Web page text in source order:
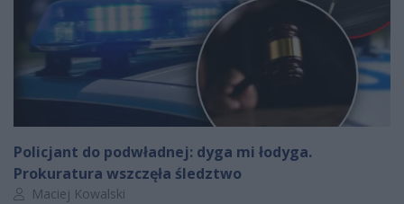
Policjant do podwładnej: dyga mi łodyga.
Prokuratura wszczęła śledztwo
Autor artykułu:
Maciej Kowalski